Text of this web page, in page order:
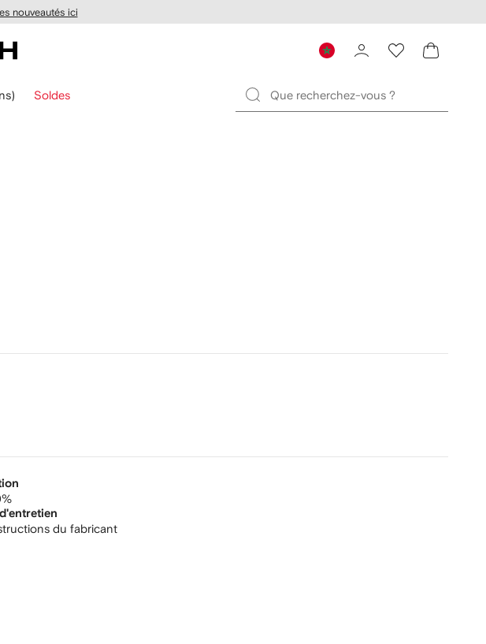
nouveautés ici
Soldes
du fabricant